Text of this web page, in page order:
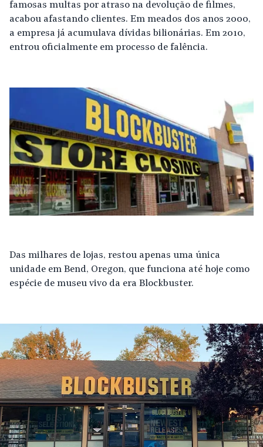
famosas multas por atraso na devolução de filmes,
acabou afastando clientes. Em meados dos anos 2000,
a empresa já acumulava dívidas bilionárias. Em 2010,
entrou oficialmente em processo de falência.
Das milhares de lojas, restou apenas uma única
unidade em Bend, Oregon, que funciona até hoje como
espécie de museu vivo da era Blockbuster.